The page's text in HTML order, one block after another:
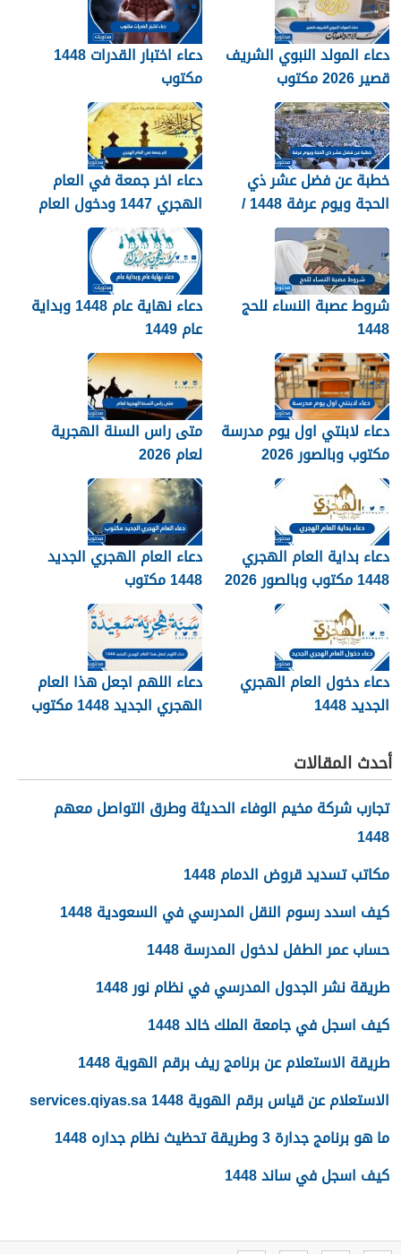
دعاء المولد النبوي الشريف
قصير 2026 مكتوب
دعاء اختبار القدرات 1448
مكتوب
خطبة عن فضل عشر ذي
الحجة ويوم عرفة 1448 /
2026
دعاء اخر جمعة في العام
الهجري 1447 ودخول العام
الجديد 1448
شروط عصبة النساء للحج
1448
دعاء نهاية عام 1448 وبداية
عام 1449
دعاء لابنتي اول يوم مدرسة
مكتوب وبالصور 2026
متى راس السنة الهجرية
لعام 2026
دعاء بداية العام الهجري
1448 مكتوب وبالصور 2026
دعاء العام الهجري الجديد
1448 مكتوب
دعاء دخول العام الهجري
الجديد 1448
دعاء اللهم اجعل هذا العام
الهجري الجديد 1448 مكتوب
أحدث المقالات
تجارب شركة مخيم الوفاء الحديثة وطرق التواصل معهم
1448
مكاتب تسديد قروض الدمام 1448
كيف اسدد رسوم النقل المدرسي في السعودية 1448
حساب عمر الطفل لدخول المدرسة 1448
طريقة نشر الجدول المدرسي في نظام نور 1448
كيف اسجل في جامعة الملك خالد 1448
طريقة الاستعلام عن برنامج ريف برقم الهوية 1448
الاستعلام عن قياس برقم الهوية 1448 services.qiyas.sa
ما هو برنامج جدارة 3 وطريقة تحظيث نظام جداره 1448
كيف اسجل في ساند 1448